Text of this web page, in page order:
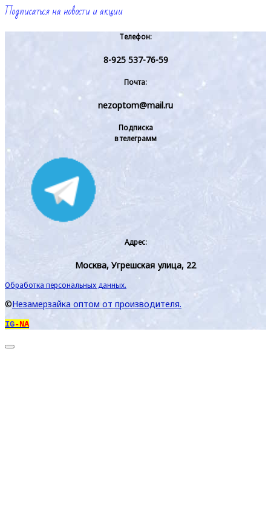
Подписаться на новости и акции
Телефон:
8-925 537-76-59
Почта:
nezoptom@mail.ru
Подписка
в телеграмм
Адрес:
Москва, Угрешская улица, 22
Обработка персональных данных.
©Незамерзайка оптом от производителя.
IG-NA